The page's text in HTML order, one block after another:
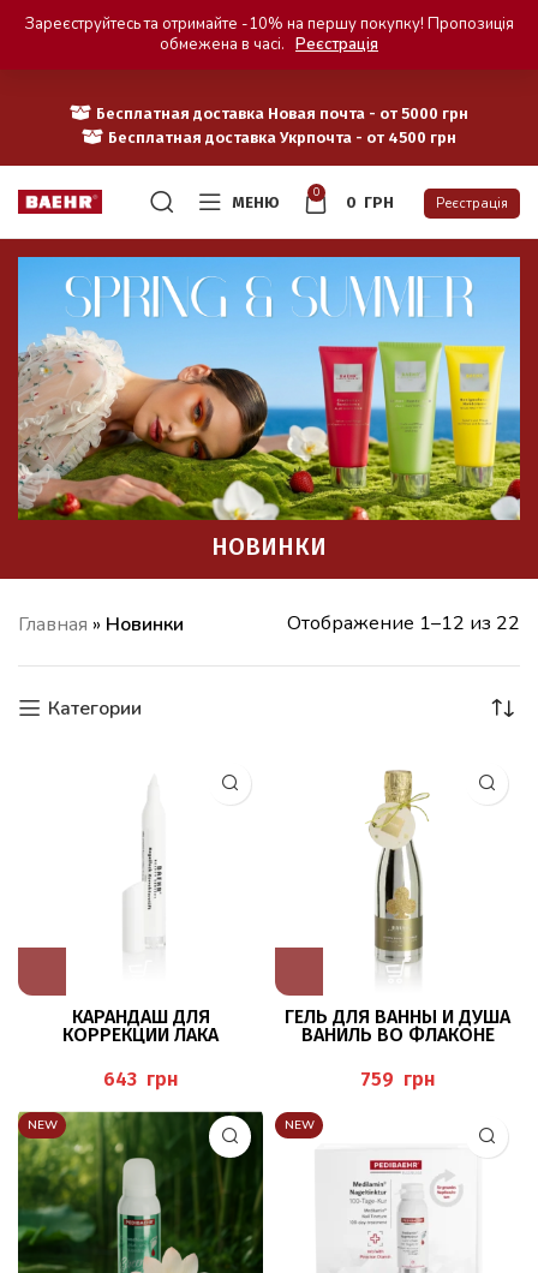
Бесплатная доставка Новая почта - от 5000 грн
Бесплатная доставка Укрпочта - от 4500 грн
МЕНЮ
0
0 ГРН Реєстрація
НОВИНКИ
Главная » Новинки Отображение 1–12 из 22
Категории
КАРАНДАШ ДЛЯ
КОРРЕКЦИИ ЛАКА
грн
ГЕЛЬ ДЛЯ ВАННЫ И ДУША
ВАНИЛЬ ВО ФЛАКОНЕ
грн
NEW NEW
Зареєструйтесь та отримайте -10% на першу покупку! Пропозиція
обмежена в часі. Реєстрація